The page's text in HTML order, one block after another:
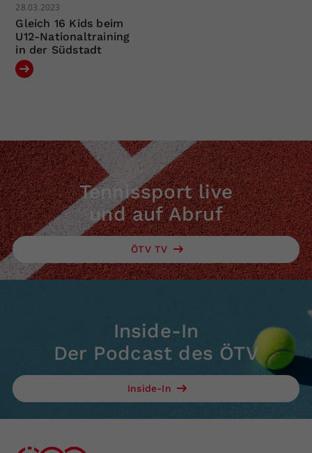
28.03.2023
Gleich 16 Kids beim
U12-Nationaltraining
in der Südstadt
Tennissport live
und auf Abruf
ÖTV TV
Inside-In
Der Podcast des ÖTV
Inside-In